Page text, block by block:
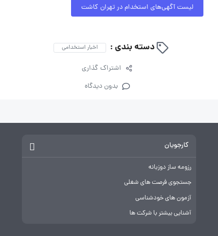
لیست آگهی‌های استخدام در تهران کاشت
دسته بندی : اخبار استخدامی
اشتراک گذاری
بدون دیدگاه
کارجویان
رزومه ساز دوزبانه
جستجوی فرصت های شغلی
آزمون های خودشناسی
آشنایی بیشتر با شرکت ها